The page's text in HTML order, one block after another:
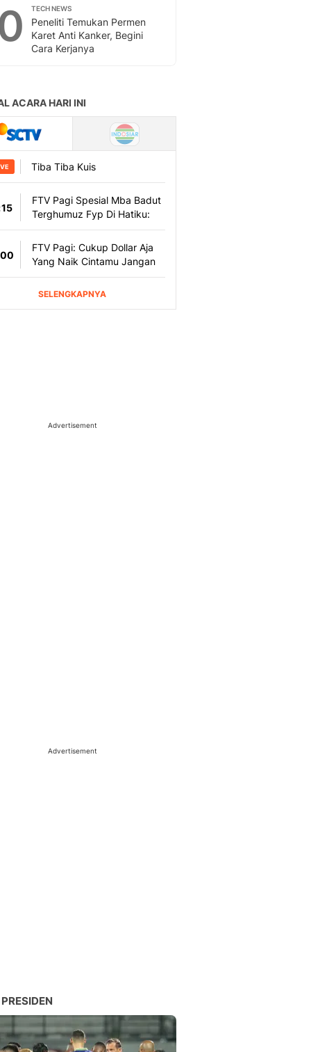
TECH NEWS
Peneliti Temukan Permen
Karet Anti Kanker, Begini
Cara Kerjanya
Advertisement
Advertisement